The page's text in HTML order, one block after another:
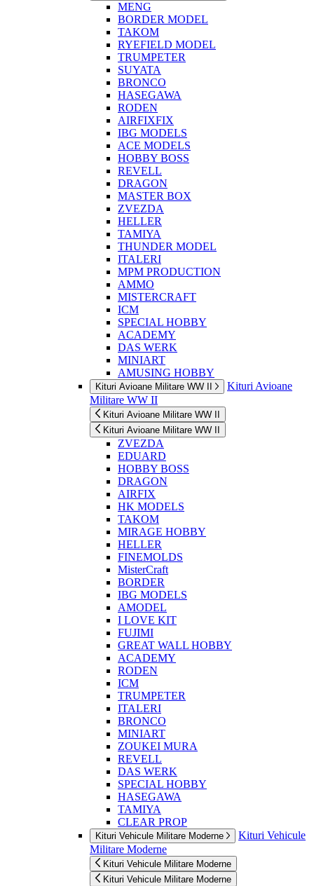
MENG
BORDER MODEL
TAKOM
RYEFIELD MODEL
TRUMPETER
SUYATA
BRONCO
HASEGAWA
RODEN
AIRFIXFIX
IBG MODELS
ACE MODELS
HOBBY BOSS
REVELL
DRAGON
MASTER BOX
ZVEZDA
HELLER
TAMIYA
THUNDER MODEL
ITALERI
MPM PRODUCTION
AMMO
MISTERCRAFT
ICM
SPECIAL HOBBY
ACADEMY
DAS WERK
MINIART
AMUSING HOBBY
Kituri Avioane Militare WW II
Kituri Avioane
Militare WW II
Kituri Avioane Militare WW II
Kituri Avioane Militare WW II
ZVEZDA
EDUARD
HOBBY BOSS
DRAGON
AIRFIX
HK MODELS
TAKOM
MIRAGE HOBBY
HELLER
FINEMOLDS
MisterCraft
BORDER
IBG MODELS
AMODEL
I LOVE KIT
FUJIMI
GREAT WALL HOBBY
ACADEMY
RODEN
ICM
TRUMPETER
ITALERI
BRONCO
MINIART
ZOUKEI MURA
REVELL
DAS WERK
SPECIAL HOBBY
HASEGAWA
TAMIYA
CLEAR PROP
Kituri Vehicule Militare Moderne
Kituri Vehicule
Militare Moderne
Kituri Vehicule Militare Moderne
Kituri Vehicule Militare Moderne